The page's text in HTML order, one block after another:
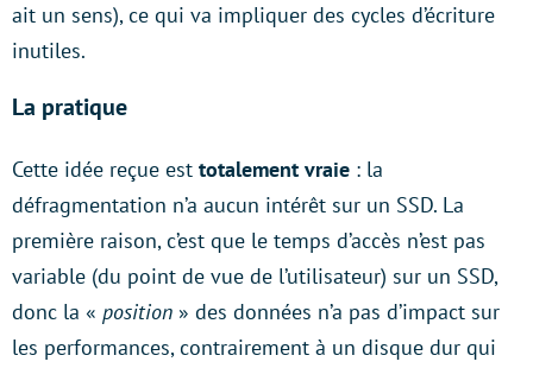
ait un sens), ce qui va impliquer des cycles d’écriture
inutiles.
La pratique
Cette idée reçue est totalement vraie : la
défragmentation n’a aucun intérêt sur un SSD. La
première raison, c’est que le temps d’accès n’est pas
variable (du point de vue de l’utilisateur) sur un SSD,
donc la « position » des données n’a pas d’impact sur
les performances, contrairement à un disque dur qui